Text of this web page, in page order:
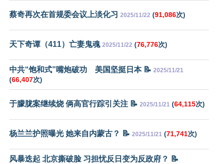
蔡奇再次在首规委会议上淡化习 2025/11/22 (91,086次)
天下奇谭（411）亡妻鬼魂 2025/11/22 (76,776次)
中共“饱和式”嘴炮破功 美国坚挺日本 📝 2025/11/21
(66,407次)
于朦胧案继续烧 俩高官行踪引关注 📝 2025/11/21 (64,115次)
杨兰兰护照曝光 她来自内蒙古？ 📝 2025/11/21 (71,741次)
风暴迭起 北京撕破脸 习担忧反日变为反政府？ 📝